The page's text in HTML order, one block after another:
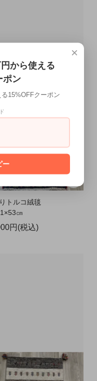
トルコ絨毯
㎝
円(税込)
×
から使える
ポン
15%OFFクーポン
ー